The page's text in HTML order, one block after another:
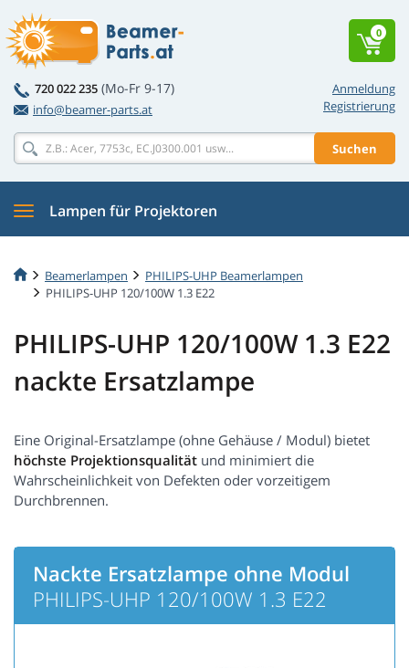
Anmeldung
Registrierung
720 022 235 (Mo-Fr 9-17)
info@beamer-parts.at
Suchen
0
Lampen für Projektoren
Beamerlampen
PHILIPS-UHP Beamerlampen
PHILIPS-UHP 120/100W 1.3 E22
PHILIPS-UHP 120/100W 1.3 E22
nackte Ersatzlampe
Eine Original-Ersatzlampe (ohne Gehäuse / Modul) bietet
höchste Projektionsqualität und minimiert die
Wahrscheinlichkeit von Defekten oder vorzeitigem
Durchbrennen.
Nackte Ersatzlampe ohne Modul
PHILIPS-UHP 120/100W 1.3 E22